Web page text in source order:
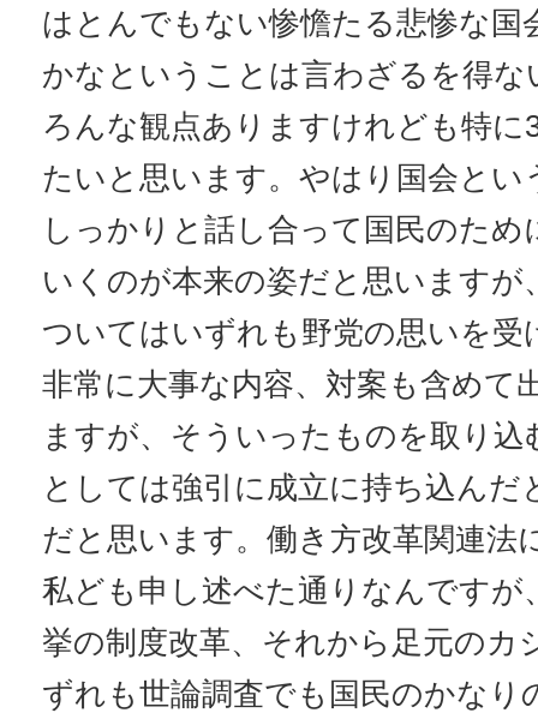
はとんでもない惨憺たる悲惨な国
かなということは言わざるを得な
ろんな観点ありますけれども特に
たいと思います。やはり国会とい
しっかりと話し合って国民のため
いくのが本来の姿だと思いますが
ついてはいずれも野党の思いを受
非常に大事な内容、対案も含めて
ますが、そういったものを取り込
としては強引に成立に持ち込んだ
だと思います。働き方改革関連法
私ども申し述べた通りなんですが
挙の制度改革、それから足元のカ
ずれも世論調査でも国民のかなり